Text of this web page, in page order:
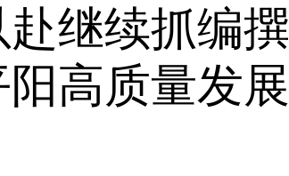
继续抓编撰
高质量发展